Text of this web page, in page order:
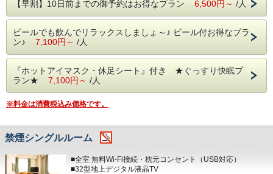
【早割】10日前までの御予約はお得なプラン 6,500円～ /人
ビールでも飲んでリラックスしましょ～♪ ビール付お得なプラ
ン♪ 7,100円～ /人
『ホットアイマスク・休足シート』付き ★ぐっすり快眠プ
ラン★ 7,100円～ /人
※料金は消費税込み価格です。
禁煙シングルルーム
■全室 無料Wi-Fi接続・枕元コンセント（USB対応）
■32型地上デジタル液晶TV